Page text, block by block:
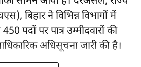
बिहार ने विभिन्न विभागों में
पदों पर पात्र उम्मीदवारों की
अधिसूचना जारी की है।